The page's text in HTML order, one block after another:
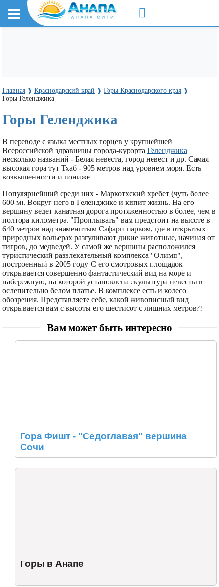
Главная ❱ Краснодарский край ❱ Горы Краснодарского края ❱
Горы Геленджика
Горы Геленджика
В переводе с языка местных горцев у крупнейшей
Всероссийской здравницы города-курорта Геленджика
несколько названий - Белая невеста, город невест и др. Самая
высокая гора тут Тхаб - 905 метров над уровнем моря. Есть
возвышенности и пониже.
Популярнейший среди них - Маркотхский хребет (чуть более
600 м). Вокруг него в Геленджике и кипит жизнь. На его
вершину ведет канатная дорога протяженностью в более, чем в
полтора километра. "Проплывать" вам предстоит на высоте в
640 метров над знаменитым Сафари-парком, где в открытых
природных вольерах разгуливают дикие животные, начиная от
тигров, до медведей. У самой же вершины расположился
туристический развлекательный комплекса "Олимп",
построенный в 2005 году. С его смотровых площадок
открывается совершенно фантастический вид на море и
набережную, на которой установлена скульптура невесты в
ослепительно белом платье. В комплексе есть и колесо
обозрения. Представляете себе, какой живописный вид
открывается вам с высоты его шестисот с лишних метров?!
Вам может быть интересно
Гора Фишт - "Седоглавая" вершина
Сочи
Горы в Анапе